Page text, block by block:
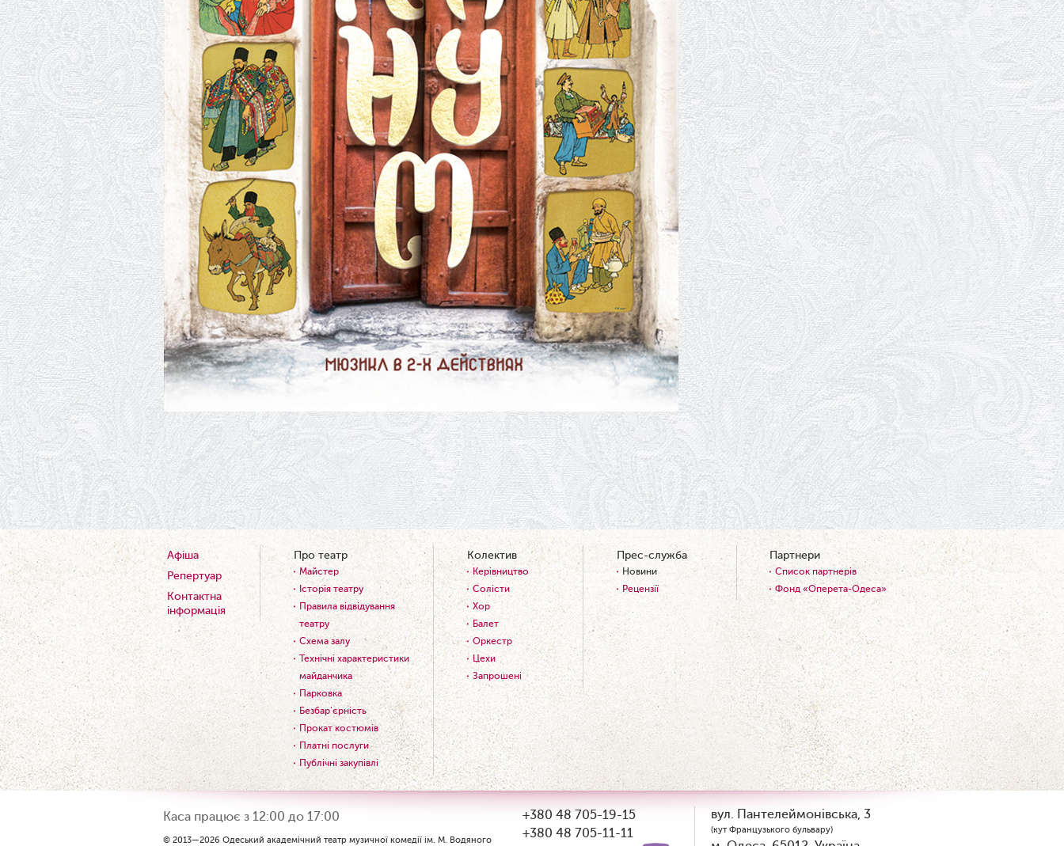
Ювілей Станіслава Зайцева
28.05.2026
Вітаємо Олександра Кабакова
з прем'єрою!
19.05.2026
Ювілей Володимира
Кондратьєва
18.05.2026
Шукаємо інженерів і техніків
17.05.2026
Ювілей Валентини Бородіної
13.05.2026
Конкурс на заміщення
вакантних посад
12.05.2026
Ювілей Світлани Коцюренко
10.05.2026
Онлайн-трансляція концерту
«Хто кого?»
09.05.2026
Ювілей Олександра Ланге
08.05.2026
Відновлення мюзиклу «Ханум»
Вітаємо з прем'єрою у виставі
«Два кольори однієї долі»
Катерину Мись!
26.04.2026
З першою прем'єрою 2026
року!
25.04.2026
Трудовий ювілей Ауріки
Ахметової
24.04.2026
З прем'єрою вистави
«Божевільна родина»!
02.04.2026
Запрошуємо на прем'єру
вистави «Божевільна родина»
01.04.2026
Трудовий ювілей Олени
Корольової
Афіша
Репертуар
Контактна
інформація
Про театр
Майстер
Історія театру
Правила відвідування
театру
Схема залу
Технічні характеристики
майданчика
Парковка
Безбар'єрність
Прокат костюмів
Платні послуги
Публічні закупівлі
Колектив
Керівництво
Солісти
Хор
Балет
Оркестр
Цехи
Запрошені
Прес-служба
Новини
Рецензії
Партнери
Список партнерів
Фонд «Оперета-Одеса»
Каса працює з 12:00 до 17:00
© 2013—2026 Одеський академічний театр музичної комедії ім. М. Водяного
+380 48 705-19-15
+380 48 705-11-11
вул. Пантелеймонівська, 3
(кут Французького бульвару)